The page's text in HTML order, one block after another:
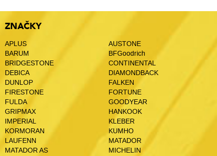
ZNAČKY
APLUS
AUSTONE
BARUM
BFGoodrich
BRIDGESTONE
CONTINENTAL
DEBICA
DIAMONDBACK
DUNLOP
FALKEN
FIRESTONE
FORTUNE
FULDA
GOODYEAR
GRIPMAX
HANKOOK
IMPERIAL
KLEBER
KORMORAN
KUMHO
LAUFENN
MATADOR
MATADOR AS
MICHELIN